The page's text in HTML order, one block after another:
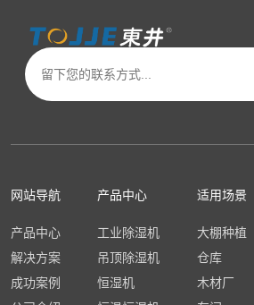
网站导航
产品中心
解决方案
成功案例
产品中心
工业除湿机
吊顶除湿机
恒湿机
适用场景
大棚种植
仓库
木材厂